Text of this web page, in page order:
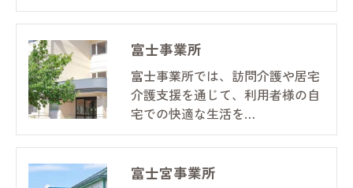
富士事業所
富士事業所では、訪問介護や居宅
介護支援を通じて、利用者様の自
宅での快適な生活を…
富士宮事業所